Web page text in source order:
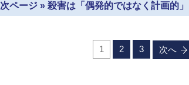
次ページ » 殺害は「偶発的ではなく計画的
1 2 3 次へ